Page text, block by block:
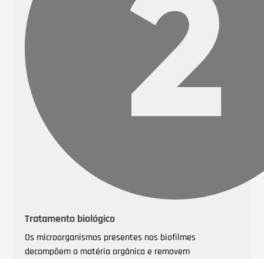
Tratamento biológico
Os microorganismos presentes nos biofilmes
decompõem a matéria orgânica e removem